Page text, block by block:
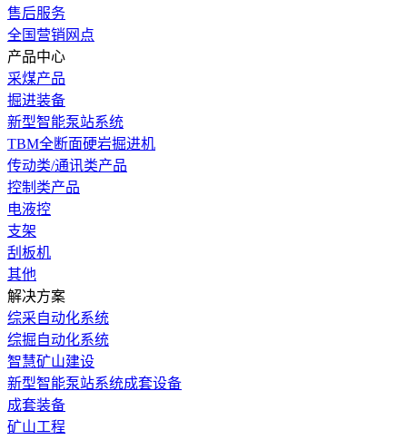
售后服务
全国营销网点
产品中心
采煤产品
掘进装备
新型智能泵站系统
TBM全断面硬岩掘进机
传动类/通讯类产品
控制类产品
电液控
支架
刮板机
其他
解决方案
综采自动化系统
综掘自动化系统
智慧矿山建设
新型智能泵站系统成套设备
成套装备
矿山工程